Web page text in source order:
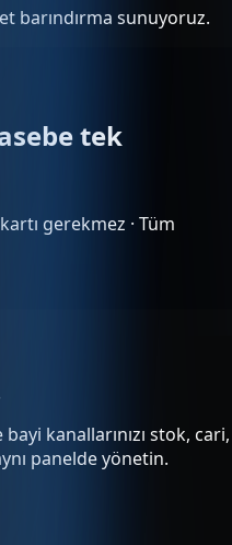
barındırma sunuyoruz.
tek
gerekmez · Tüm
kanallarınızı stok, cari,
panelde yönetin.